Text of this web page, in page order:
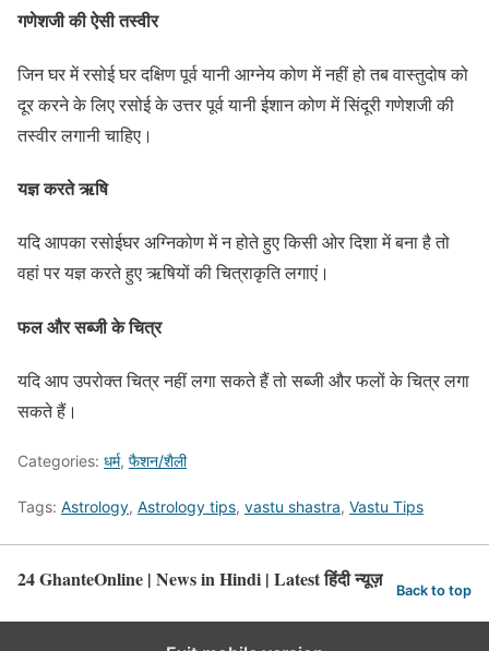
गणेशजी की ऐसी तस्वीर
जिन घर में रसोई घर दक्षिण पूर्व यानी आग्नेय कोण में नहीं हो तब वास्तुदोष को
दूर करने के लिए रसोई के उत्तर पूर्व यानी ईशान कोण में सिंदूरी गणेशजी की
तस्वीर लगानी चाहिए।
यज्ञ करते ऋषि
यदि आपका रसोईघर अग्निकोण में न होते हुए किसी ओर दिशा में बना है तो
वहां पर यज्ञ करते हुए ऋषियों की चित्राकृति लगाएं।
फल और सब्जी के चित्र
यदि आप उपरोक्त चित्र नहीं लगा सकते हैं तो सब्जी और फलों के चित्र लगा
सकते हैं।
Categories: धर्म, फैशन/शैली
Tags: Astrology, Astrology tips, vastu shastra, Vastu Tips
24 GhanteOnline | News in Hindi | Latest हिंदी न्यूज़ Back to top